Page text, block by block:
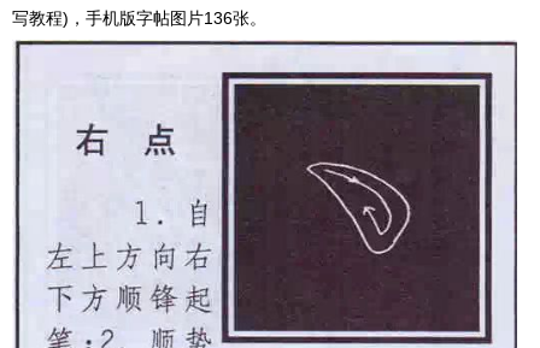
写教程)，手机版字帖图片136张。